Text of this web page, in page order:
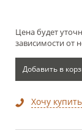
Цена будет
зависимости от
Добавить в
Хочу